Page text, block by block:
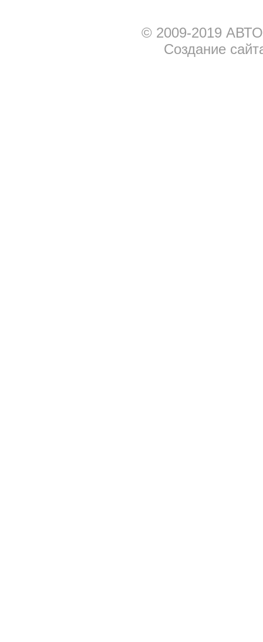
© 2009-2019
Создание